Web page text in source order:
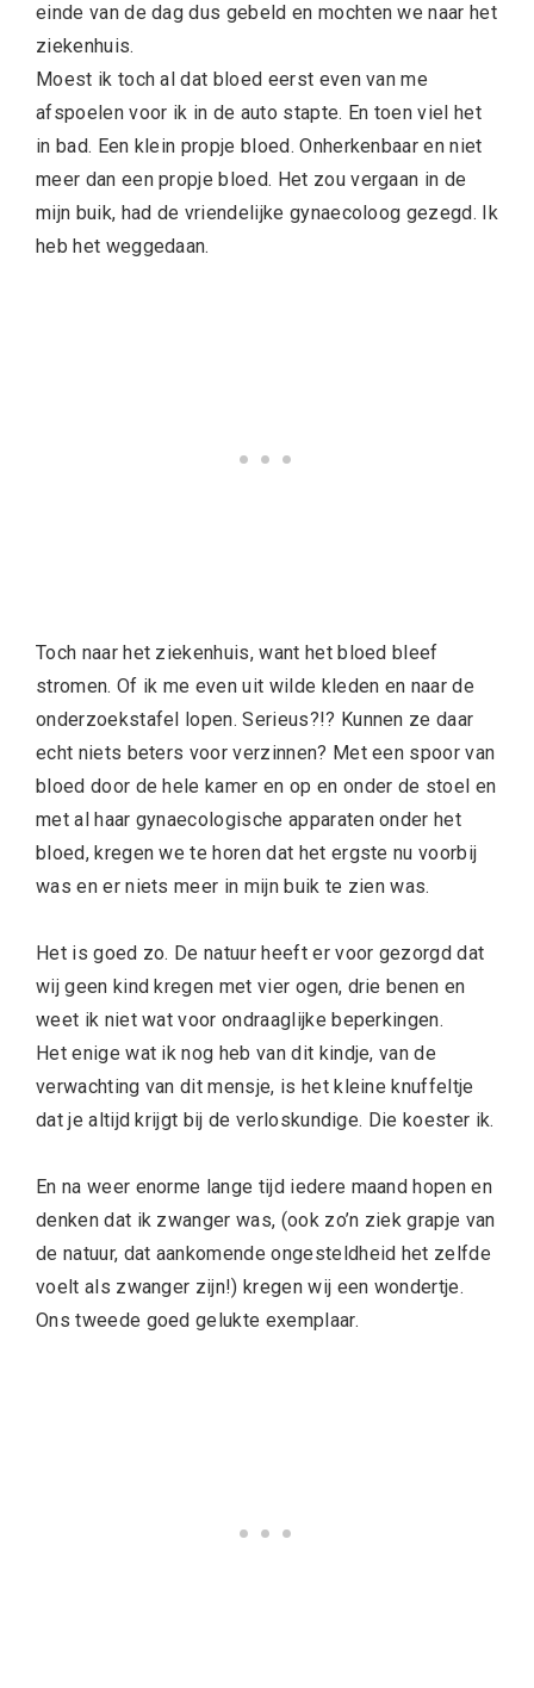
einde van de dag dus gebeld en mochten we naar het
ziekenhuis.
Moest ik toch al dat bloed eerst even van me
afspoelen voor ik in de auto stapte. En toen viel het
in bad. Een klein propje bloed. Onherkenbaar en niet
meer dan een propje bloed. Het zou vergaan in de
mijn buik, had de vriendelijke gynaecoloog gezegd. Ik
heb het weggedaan.
Toch naar het ziekenhuis, want het bloed bleef
stromen. Of ik me even uit wilde kleden en naar de
onderzoekstafel lopen. Serieus?!? Kunnen ze daar
echt niets beters voor verzinnen? Met een spoor van
bloed door de hele kamer en op en onder de stoel en
met al haar gynaecologische apparaten onder het
bloed, kregen we te horen dat het ergste nu voorbij
was en er niets meer in mijn buik te zien was.
Het is goed zo. De natuur heeft er voor gezorgd dat
wij geen kind kregen met vier ogen, drie benen en
weet ik niet wat voor ondraaglijke beperkingen.
Het enige wat ik nog heb van dit kindje, van de
verwachting van dit mensje, is het kleine knuffeltje
dat je altijd krijgt bij de verloskundige. Die koester ik.
En na weer enorme lange tijd iedere maand hopen en
denken dat ik zwanger was, (ook zo’n ziek grapje van
de natuur, dat aankomende ongesteldheid het zelfde
voelt als zwanger zijn!) kregen wij een wondertje.
Ons tweede goed gelukte exemplaar.